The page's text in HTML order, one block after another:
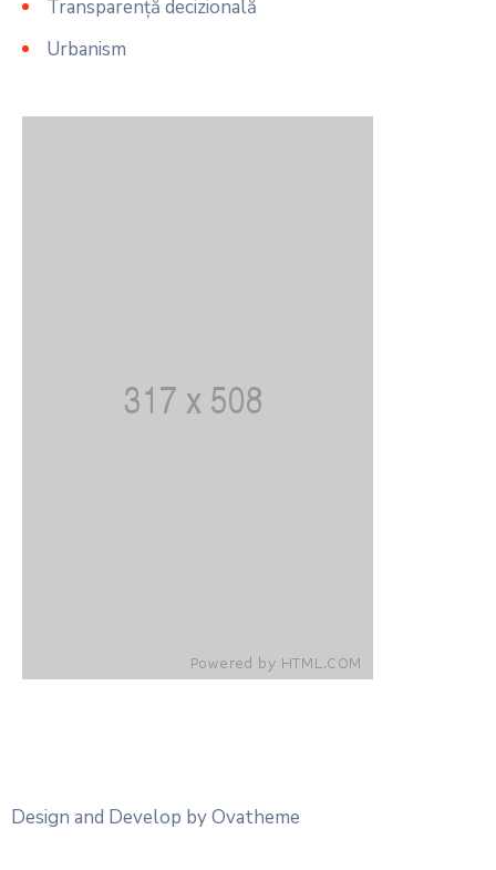
Transparență decizională
Urbanism
Design and Develop by Ovatheme